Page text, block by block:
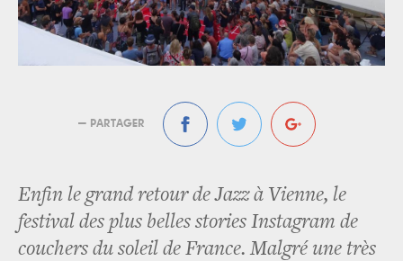
— PARTAGER
Enfin le grand retour de Jazz à Vienne, le
festival des plus belles stories Instagram de
couchers du soleil de France. Malgré une très